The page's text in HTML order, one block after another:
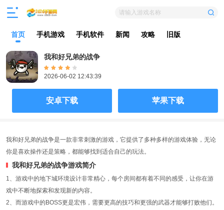
请输入游戏名称
首页 手机游戏 手机软件 新闻 攻略 旧版
我和好兄弟的战争
2026-06-02 12:43:39
安卓下载 苹果下载
我和好兄弟的战争是一款非常刺激的游戏，它提供了多种多样的游戏体验，无论
你是喜欢操作还是策略，都能够找到适合自己的玩法。
我和好兄弟的战争游戏简介
1、游戏中的地下城环境设计非常精心，每个房间都有着不同的感受，让你在游
戏中不断地探索和发现新的内容。
2、而游戏中的BOSS更是宏伟，需要更高的技巧和更强的武器才能够打败他们。